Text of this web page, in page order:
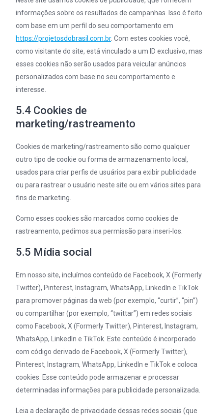
informações sobre os resultados de campanhas. Isso é feito
com base em um perfil do seu comportamento em
https://projetosdobrasil.com.br. Com estes cookies você,
como visitante do site, está vinculado a um ID exclusivo, mas
esses cookies não serão usados para veicular anúncios
personalizados com base no seu comportamento e
interesse.
5.4 Cookies de
marketing/rastreamento
Cookies de marketing/rastreamento são como qualquer
outro tipo de cookie ou forma de armazenamento local,
usados para criar perfis de usuários para exibir publicidade
ou para rastrear o usuário neste site ou em vários sites para
fins de marketing.
Como esses cookies são marcados como cookies de
rastreamento, pedimos sua permissão para inseri-los.
5.5 Mídia social
Em nosso site, incluímos conteúdo de Facebook, X (Formerly
Twitter), Pinterest, Instagram, WhatsApp, LinkedIn e TikTok
para promover páginas da web (por exemplo, “curtir”, “pin”)
ou compartilhar (por exemplo, “twittar”) em redes sociais
como Facebook, X (Formerly Twitter), Pinterest, Instagram,
WhatsApp, LinkedIn e TikTok. Este conteúdo é incorporado
com código derivado de Facebook, X (Formerly Twitter),
Pinterest, Instagram, WhatsApp, LinkedIn e TikTok e coloca
cookies. Esse conteúdo pode armazenar e processar
determinadas informações para publicidade personalizada.
Leia a declaração de privacidade dessas redes sociais (que